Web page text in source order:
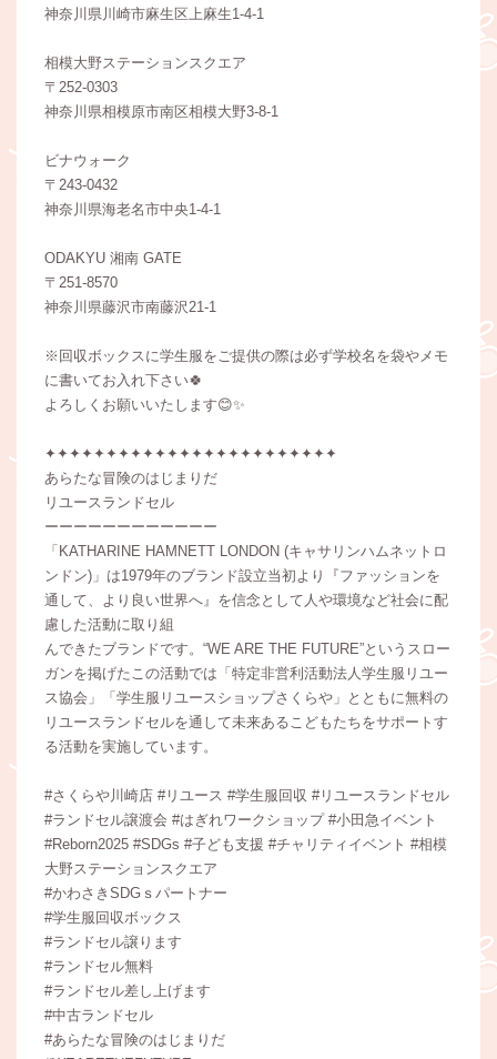
神奈川県川崎市麻生区上麻生1-4-1
相模大野ステーションスクエア
〒252-0303
神奈川県相模原市南区相模大野3-8-1
⁡ビナウォーク
〒243-0432
神奈川県海老名市中央1-4-1
ODAKYU 湘南 GATE
〒251-8570
神奈川県藤沢市南藤沢21-1
※回収ボックスに学生服をご提供の際は必ず学校名を袋やメモ
に書いてお入れ下さい🍀
よろしくお願いいたします😊✨️
✦✦✦✦✦✦✦✦✦✦✦✦✦✦✦✦✦✦✦✦✦✦✦✦
あらたな冒険のはじまりだ
リユースランドセル
ーーーーーーーーーーーー
「KATHARINE HAMNETT LONDON (キャサリンハムネットロ
ンドン)」は1979年のブランド設立当初より『ファッションを
通して、より良い世界へ』を信念として人や環境など社会に配
慮した活動に取り組
んできたブランドです。“WE ARE THE FUTURE”というスロー
ガンを掲げたこの活動では「特定非営利活動法人学生服リユー
ス協会」「学生服リユースショップさくらや」とともに無料の
リユースランドセルを通して未来あるこどもたちをサポートす
る活動を実施しています。
#さくらや川崎店 #リユース #学生服回収 #リユースランドセル
#ランドセル譲渡会 #はぎれワークショップ #小田急イベント
#Reborn2025 #SDGs #子ども支援 #チャリティイベント #相模
大野ステーションスクエア
#かわさきSDGｓパートナー
#学生服回収ボックス
#ランドセル譲ります
#ランドセル無料
#ランドセル差し上げます
#中古ランドセル
#あらたな冒険のはじまりだ